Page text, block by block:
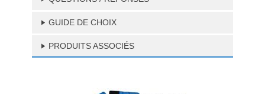
GUIDE DE CHOIX
PRODUITS ASSOCIÉS